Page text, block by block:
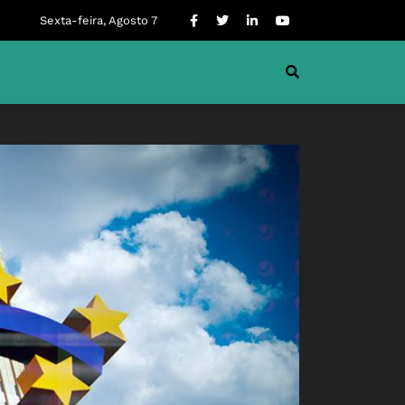
Sexta-feira, Agosto 7